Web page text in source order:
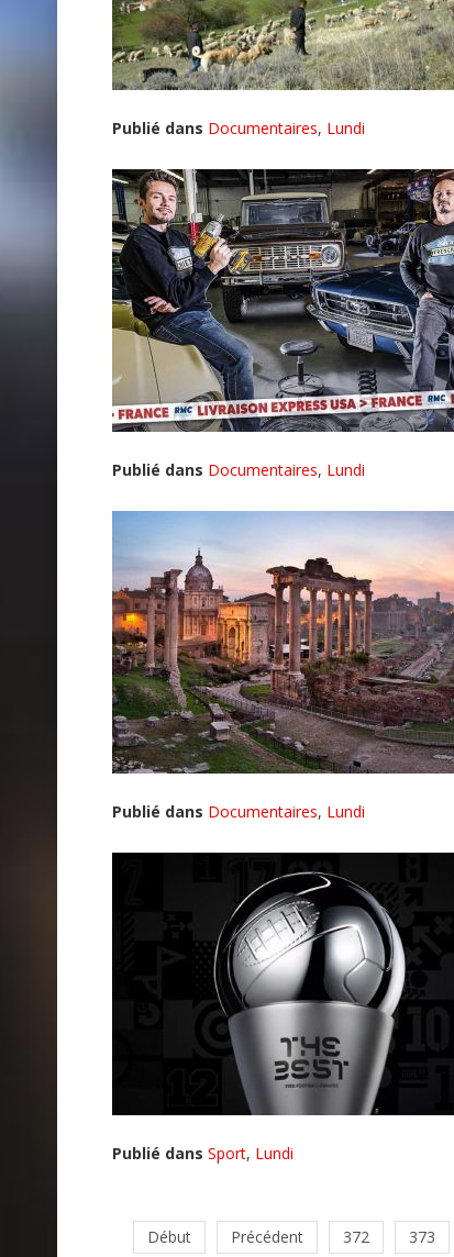
Publié dans Documentaires, Lundi
Publié dans Documentaires, Lundi
Publié dans Documentaires, Lundi
Publié dans Sport, Lundi
Début Précédent 372 373